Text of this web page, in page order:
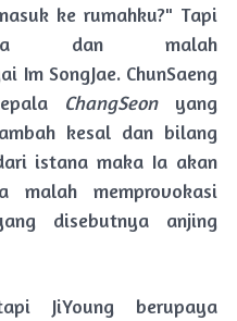
ke rumahku?" Tapi
dan malah
Im SongJae. ChunSaeng
ChangSeonyang
kesal dan bilang
istana maka Ia akan
malah memprovokasi
disebutnya anjing
JiYoung berupaya